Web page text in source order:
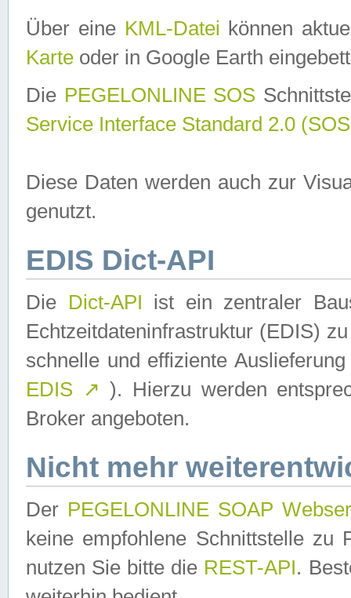
Über eine KML-Datei können
Karte oder in Google Earth
Die PEGELONLINE SOS
Service Interface Standard 2.0
Diese Daten werden auch zur
genutzt.
EDIS Dict-API
Die Dict-API ist ein zentraler
Echtzeitdateninfrastruktur (EDIS)
schnelle und effiziente
EDIS ↗ ). Hierzu werden
Broker angeboten.
Nicht mehr
Der PEGELONLINE SOAP
keine empfohlene Schnittstelle zu
nutzen Sie bitte die REST-API.